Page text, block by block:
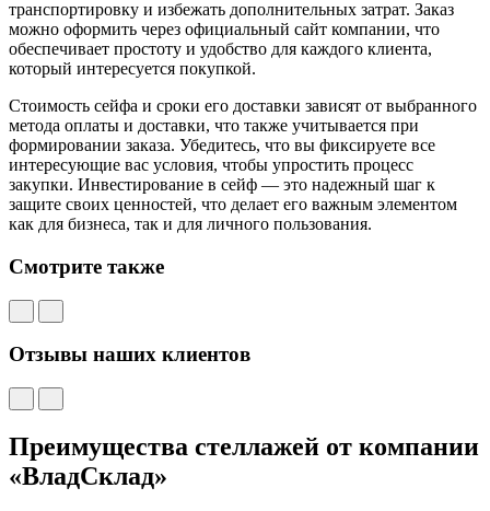
транспортировку и избежать дополнительных затрат. Заказ
можно оформить через официальный сайт компании, что
обеспечивает простоту и удобство для каждого клиента,
который интересуется покупкой.
Стоимость сейфа и сроки его доставки зависят от выбранного
метода оплаты и доставки, что также учитывается при
формировании заказа. Убедитесь, что вы фиксируете все
интересующие вас условия, чтобы упростить процесс
закупки. Инвестирование в сейф — это надежный шаг к
защите своих ценностей, что делает его важным элементом
как для бизнеса, так и для личного пользования.
Смотрите также
Отзывы наших клиентов
Преимущества стеллажей от компании
«ВладСклад»